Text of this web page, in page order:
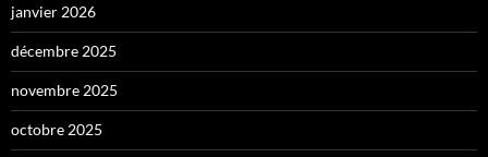
janvier 2026
décembre 2025
novembre 2025
octobre 2025